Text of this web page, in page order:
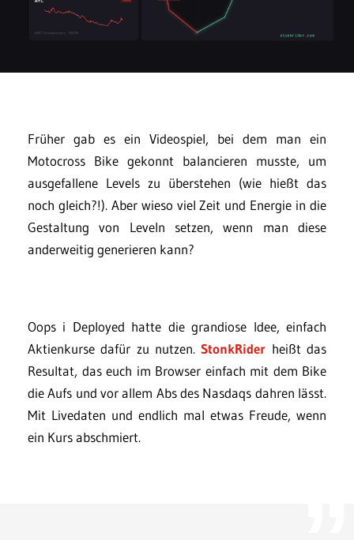
Früher gab es ein Videospiel, bei dem man ein
Motocross Bike gekonnt balancieren musste, um
ausgefallene Levels zu überstehen (wie hießt das
noch gleich?!). Aber wieso viel Zeit und Energie in die
Gestaltung von Leveln setzen, wenn man diese
anderweitig generieren kann?
Oops i Deployed hatte die grandiose Idee, einfach
Aktienkurse dafür zu nutzen.StonkRider heißt das
Resultat, das euch im Browser einfach mit dem Bike
die Aufs und vor allem Abs des Nasdaqs dahren lässt.
Mit Livedaten und endlich mal etwas Freude, wenn
ein Kurs abschmiert.